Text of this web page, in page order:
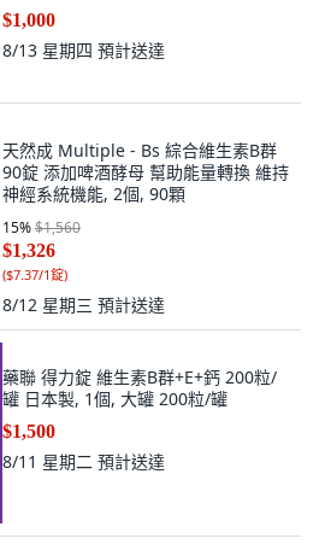
$1,000
8/13 星期四 預計送達
天然成 Multiple - Bs 綜合維生素B群
90錠 添加啤酒酵母 幫助能量轉換 維持
神經系統機能, 2個, 90顆
15%$1,560
$1,326
($7.37/1錠)
8/12 星期三 預計送達
藥聯 得力錠 維生素B群+E+鈣 200粒/
罐 日本製, 1個, 大罐 200粒/罐
$1,500
8/11 星期二 預計送達